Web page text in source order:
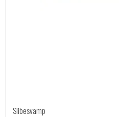
Slibesvamp